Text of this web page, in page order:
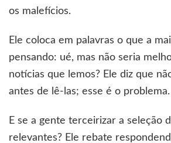
os malefícios.
Ele coloca em palavras o que a
pensando: ué, mas não seria
notícias que lemos? Ele diz que
antes de lê-las; esse é o problema.
E se a gente terceirizar a seleção
relevantes? Ele rebate